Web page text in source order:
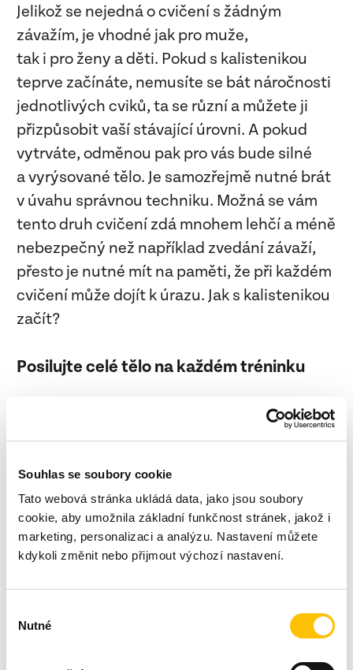
Souhlas se soubory cookie
Tato webová stránka ukládá data, jako jsou soubory
cookie, aby umožnila základní funkčnost stránek, jakož i
marketing, personalizaci a analýzu. Nastavení můžete
kdykoli změnit nebo přijmout výchozí nastavení.
souhlasu
Nutné
Jelikož se nejedná o cvičení s žádným
závažím, je vhodné jak pro muže,
tak i pro ženy a děti. Pokud s kalistenikou
teprve začínáte, nemusíte se bát náročnosti
jednotlivých cviků, ta se různí a můžete ji
přizpůsobit vaší stávající úrovni. A pokud
vytrváte, odměnou pak pro vás bude silné
a vyrýsované tělo. Je samozřejmě nutné brát
v úvahu správnou techniku. Možná se vám
tento druh cvičení zdá mnohem lehčí a méně
nebezpečný než například zvedání závaží,
přesto je nutné mít na paměti, že při každém
cvičení může dojít k úrazu. Jak s kalistenikou
začít?
Posilujte celé tělo na každém tréninku
Snažte se zapojit do své rutiny všechny
workoutové cviky. Například dipy, shyby či
Měňte své limity
Snažíte se o deset pánských kliků, ale sotva
den navyšujte po jednom a uvidíte,
že na konci týdne těch 10 kliků opravdu